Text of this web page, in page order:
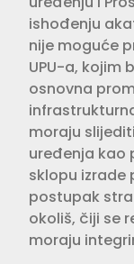
ishođenju
nije moguće
UPU-a, kojim
osnovna
moraju
uređenja kao
sklopu izrade
postupak
okoliš, čiji se
moraju